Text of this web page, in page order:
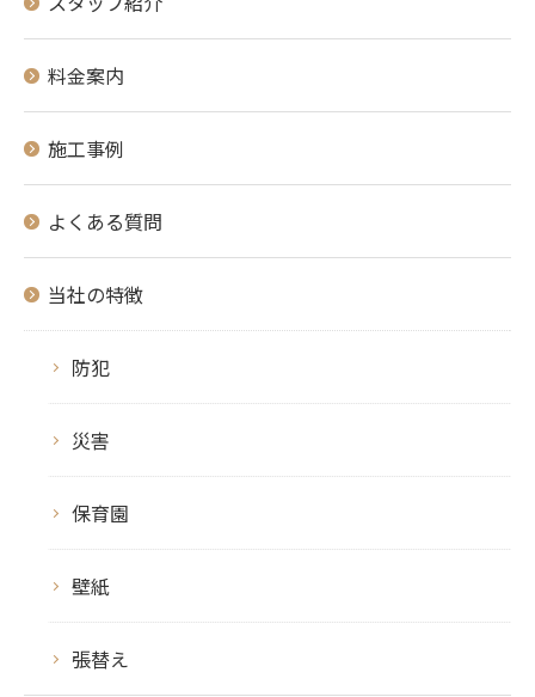
料金案内
施工事例
よくある質問
当社の特徴
防犯
災害
保育園
壁紙
張替え